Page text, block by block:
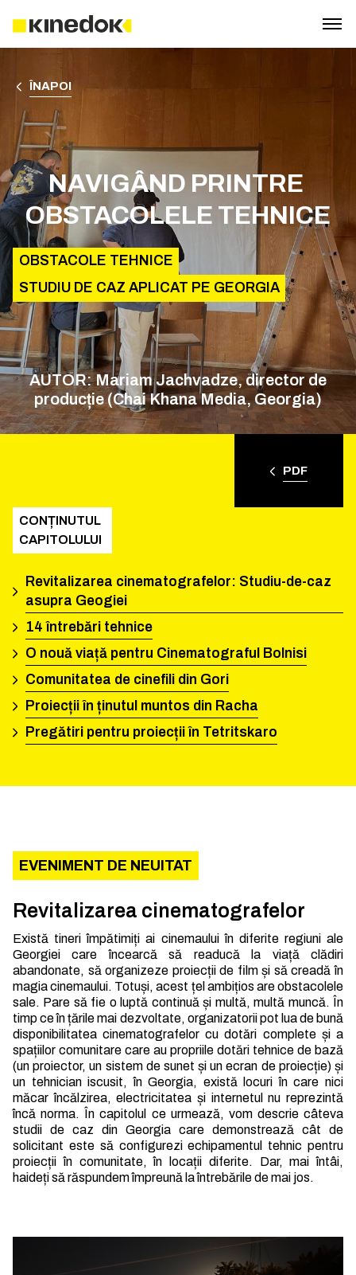
ÎNAPOI
NAVIGÂND PRINTRE
OBSTACOLELE TEHNICE
OBSTACOLE TEHNICE
STUDIU DE CAZ APLICAT PE GEORGIA
AUTOR: Mariam Jachvadze, director de
producție (Chai Khana Media, Georgia)
PDF
CONȚINUTUL
CAPITOLULUI
Revitalizarea cinematografelor: Studiu-de-caz
asupra Geogiei
14 întrebări tehnice
O nouă viață pentru Cinematograful Bolnisi
Comunitatea de cinefili din Gori
Proiecții în ținutul muntos din Racha
Pregătiri pentru proiecții în Tetritskaro
EVENIMENT DE NEUITAT
Revitalizarea cinematografelor
Există tineri împătimiți ai cinemaului în diferite regiuni ale
Georgiei care încearcă să readucă la viață clădiri
abandonate, să organizeze proiecții de film și să creadă în
magia cinemaului. Totuși, acest țel ambițios are obstacolele
sale. Pare să fie o luptă continuă și multă, multă muncă. În
timp ce în țările mai dezvoltate, organizatorii pot lua de bună
disponibilitatea cinematografelor cu dotări complete și a
spațiilor comunitare care au propriile dotări tehnice de bază
(un proiector, un sistem de sunet și un ecran de proiecție) și
un tehnician iscusit, în Georgia, există locuri în care nici
măcar încălzirea, electricitatea și internetul nu reprezintă
încă norma. În capitolul ce urmează, vom descrie câteva
studii de caz din Georgia care demonstrează cât de
solicitant este să configurezi echipamentul tehnic pentru
proiecții în comunitate, în locații diferite. Dar, mai întâi,
haideți să răspundem împreună la întrebările de mai jos.